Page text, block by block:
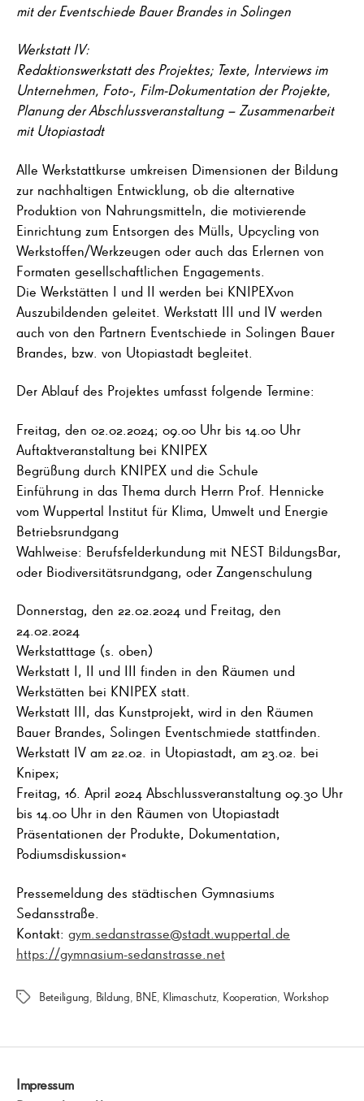
mit der Eventschiede Bauer Brandes in Solingen
Werkstatt IV:
Redaktionswerkstatt des Projektes; Texte, Interviews im
Unternehmen, Foto-, Film-Dokumentation der Projekte,
Planung der Abschlussveranstaltung – Zusammenarbeit
mit Utopiastadt
Alle Werkstattkurse umkreisen Dimensionen der Bildung
zur nachhaltigen Entwicklung, ob die alternative
Produktion von Nahrungsmitteln, die motivierende
Einrichtung zum Entsorgen des Mülls, Upcycling von
Werkstoffen/Werkzeugen oder auch das Erlernen von
Formaten gesellschaftlichen Engagements.
Die Werkstätten I und II werden bei KNIPEXvon
Auszubildenden geleitet. Werkstatt III und IV werden
auch von den Partnern Eventschiede in Solingen Bauer
Brandes, bzw. von Utopiastadt begleitet.
Der Ablauf des Projektes umfasst folgende Termine:
Freitag, den 02.02.2024; 09.00 Uhr bis 14.00 Uhr
Auftaktveranstaltung bei KNIPEX
Begrüßung durch KNIPEX und die Schule
Einführung in das Thema durch Herrn Prof. Hennicke
vom Wuppertal Institut für Klima, Umwelt und Energie
Betriebsrundgang
Wahlweise: Berufsfelderkundung mit NEST BildungsBar,
oder Biodiversitätsrundgang, oder Zangenschulung
Donnerstag, den 22.02.2024 und Freitag, den
24.02.2024
Werkstatttage (s. oben)
Werkstatt I, II und III finden in den Räumen und
Werkstätten bei KNIPEX statt.
Werkstatt III, das Kunstprojekt, wird in den Räumen
Bauer Brandes, Solingen Eventschmiede stattfinden.
Werkstatt IV am 22.02. in Utopiastadt, am 23.02. bei
Knipex;
Freitag, 16. April 2024 Abschlussveranstaltung 09.30 Uhr
bis 14.00 Uhr in den Räumen von Utopiastadt
Präsentationen der Produkte, Dokumentation,
Podiumsdiskussion«
Pressemeldung des städtischen Gymnasiums
Sedansstraße.
Kontakt: gym.sedanstrasse@stadt.wuppertal.de
https://gymnasium-sedanstrasse.net
Schlagwörter
Beteiligung, Bildung, BNE, Klimaschutz, Kooperation, Workshop
Impressum